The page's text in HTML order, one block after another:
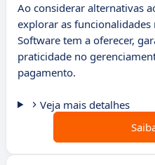
Ao considerar alternativas
explorar as
Software tem a oferecer,
praticidade no
pagamento.
Veja mais detalhes